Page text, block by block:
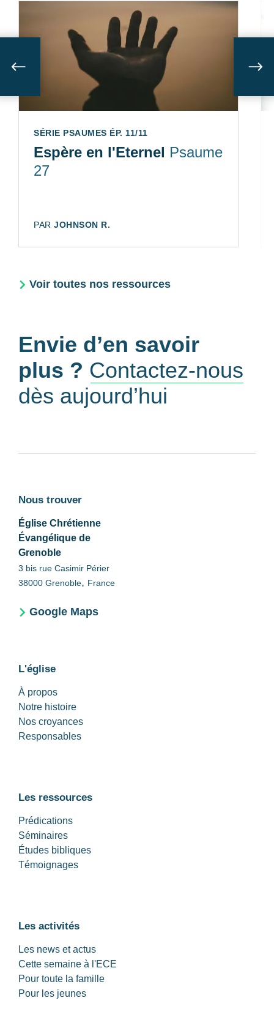
SÉRIE PSAUMES ÉP. 11/11
Espère en l'Eternel Psaume
27
AUTEUR:
PAR JOHNSON R.
Voir toutes nos ressources
Envie d’en savoir
plus ? Contactez-nous
dès aujourd’hui
Nous trouver
Église Chrétienne
Évangélique de
Grenoble
3 bis rue Casimir Périer
38000 Grenoble, France
Google Maps
L'église
À propos
Notre histoire
Nos croyances
Responsables
Les ressources
Prédications
Séminaires
Études bibliques
Témoignages
Les activités
Les news et actus
Cette semaine à l'ECE
Pour toute la famille
Pour les jeunes